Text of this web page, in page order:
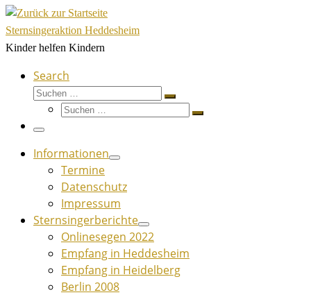
Sternsingeraktion Heddesheim
Kinder helfen Kindern
Search
Suche
Suchen …
Suche
Suchen …
Menü
Informationen
Termine
Datenschutz
Impressum
Sternsingerberichte
Onlinesegen 2022
Empfang in Heddesheim
Empfang in Heidelberg
Berlin 2008